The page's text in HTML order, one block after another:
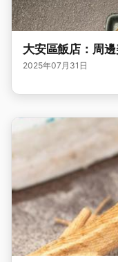
大安區飯店：周
2025年07月31日